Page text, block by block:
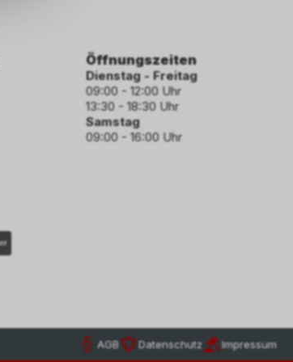
Öffnungszeiten
Dienstag - Freitag
09:00 - 12:00 Uhr
13:30 - 18:30 Uhr
Samstag
09:00 - 16:00 Uhr
AGB Datenschutz Impressum